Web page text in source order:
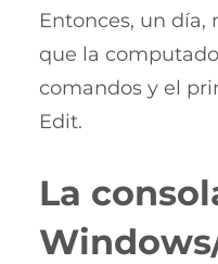
Entonces, un
que la
comandos y el
Edit.
La